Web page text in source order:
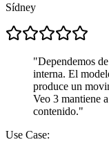
Sídney
"Dependemos
interna. El
produce un
Veo 3 mantiene
contenido."
Use Case: